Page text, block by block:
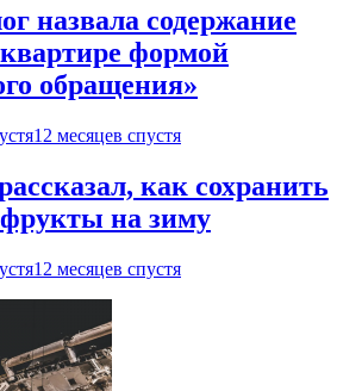
назвала содержание
формой
обращения»
12 месяцев спустя
как сохранить
на зиму
12 месяцев спустя